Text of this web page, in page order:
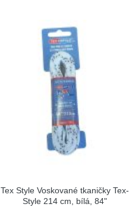
Tex Style Voskované tkaničky Tex-
Style 214 cm, bílá, 84"